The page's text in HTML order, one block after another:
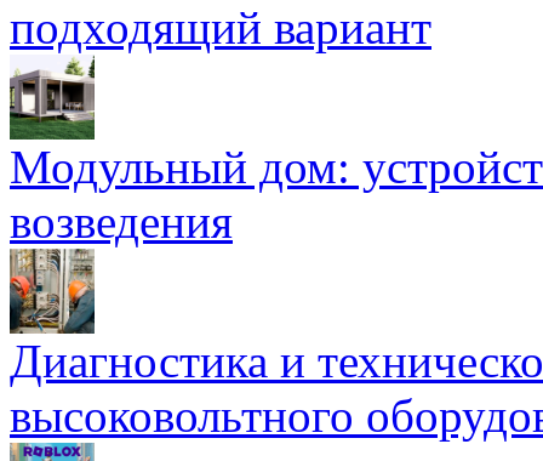
подходящий вариант
Модульный дом:
возведения
Диагностика и
высоковольтного